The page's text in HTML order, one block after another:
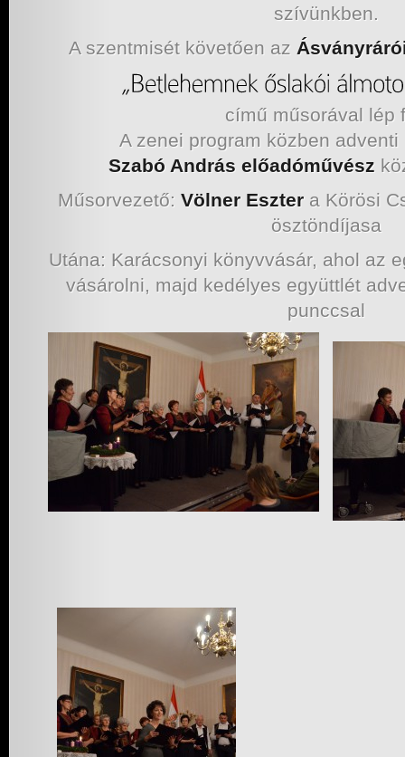
szívünkben.
A szentmisét követően az
című műsorával lép
A zenei program közben
Szabó András előadóművész
Műsorvezető: Völner Esztera Körösi
ösztöndíjasa
Utána: Karácsonyi könyvvásár, ahol az
vásárolni, majd kedélyes együttlét
punccsal